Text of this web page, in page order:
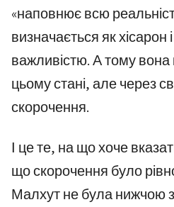
«наповнює всю
визначається як хісарон
важливістю. А тому
цьому стані, але через
скорочення.
І це те, на що хоче
що скорочення було
Малхут не була нижчою